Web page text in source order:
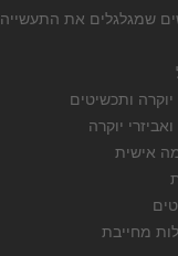
שמגלגלים את התעשייה
יוקרה ותכשיטים
יוקרה
אישית
מחייבת